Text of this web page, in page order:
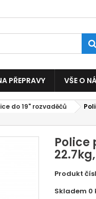
PŘEPRAVY VŠE O
do 19" rozvaděčů
Police
Produkt
Skladem 0